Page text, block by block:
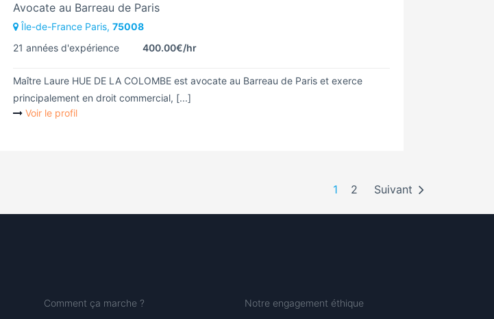
Avocate au Barreau de Paris
Île-de-France Paris, 75008
21 années d'expérience
400.00€/hr
Maître Laure HUE DE LA COLOMBE est avocate au Barreau de Paris et exerce
principalement en droit commercial, [...]
Voir le profil
1 2 Suivant
Comment ça marche ? Notre engagement éthique